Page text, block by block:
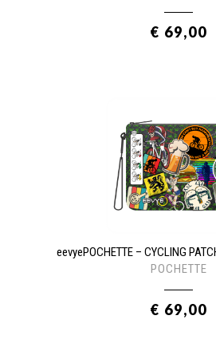
€ 69,00
eevyePOCHETTE – CYCLING
POCHETTE
€ 69,00